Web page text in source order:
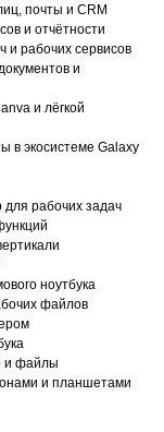
почты и CRM
и отчётности
и рабочих сервисов
и
и лёгкой
в экосистеме Galaxy
рабочих задач
ноутбука
файлов
и файлы
и планшетами